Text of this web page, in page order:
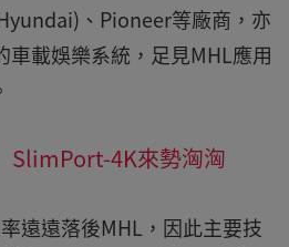
、Pioneer等廠商，亦
車載娛樂系統，足見MHL應用
4K來勢洶洶
遠遠落後MHL，因此主要技